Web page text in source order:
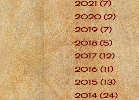
►2021(7)
►2020(2)
►2019(7)
►2018(5)
►2017(12)
►2016(11)
►2015(13)
►2014(24)